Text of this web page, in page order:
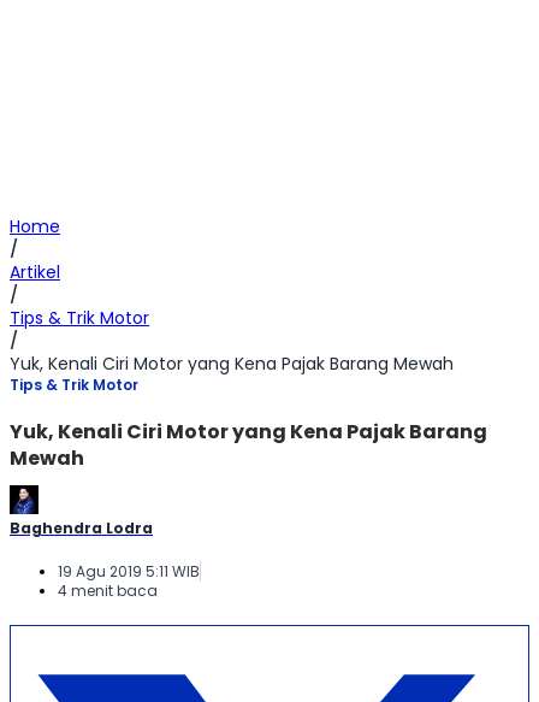
Home
/
Artikel
/
Tips & Trik Motor
/
Yuk, Kenali Ciri Motor yang Kena Pajak Barang Mewah
Tips & Trik Motor
Yuk, Kenali Ciri Motor yang Kena Pajak Barang
Mewah
Baghendra Lodra
19 Agu 2019 5:11 WIB
4 menit baca